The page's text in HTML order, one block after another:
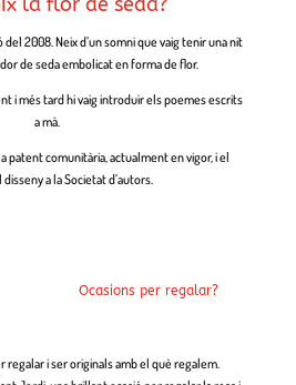
del 2008. Neix d’un somni que vaig tenir una nit
de seda embolicat en forma de flor.
i més tard hi vaig introduir els poemes escrits
a mà.
patent comunitària, actualment en vigor, i el
a la Societat d’autors.
Ocasions per regalar?
regalar i ser originals amb el què regalem.